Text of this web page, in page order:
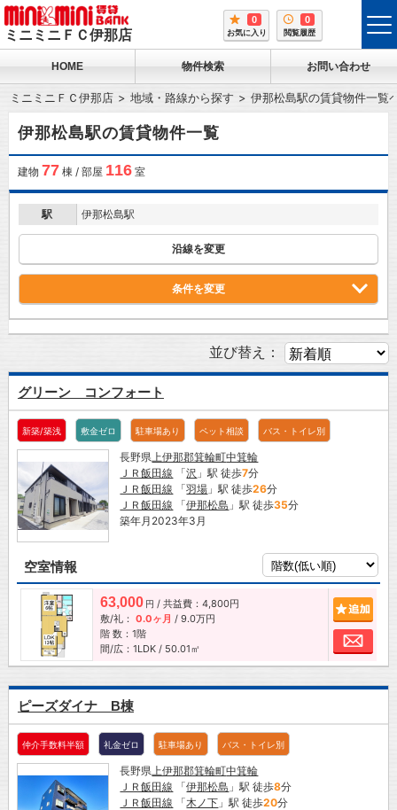
ミニミニＦＣ伊那店
0
お気に入り
0
閲覧履歴
HOME 物件検索 お問い合わせ
ミニミニＦＣ伊那店 地域・路線から探す 伊那松島駅の賃貸物件一覧
伊那松島駅の賃貸物件一覧
建物 77 棟 / 部屋 116室
駅 伊那松島駅
沿線を変更
条件を変更
並び替え：
グリーン コンフォート
新築/築浅 敷金ゼロ 駐車場あり ペット相談 バス・トイレ別
長野県上伊那郡箕輪町中箕輪
ＪＲ飯田線 「沢 」駅 徒歩7分
ＪＲ飯田線 「羽場 」駅 徒歩26分
ＪＲ飯田線 「伊那松島 」駅 徒歩35分
築年月2023年3月
空室情報
63,000 円 / 共益費：4,800円
敷/礼： 0.0ヶ月 / 9.0万円
階 数：1階
間/広：1LDK / 50.01㎡
お
ピーズダイナ B棟
仲介手数料半額 礼金ゼロ 駐車場あり バス・トイレ別
長野県 上伊那郡箕輪町中箕輪
ＪＲ飯田線 「伊那松島 」駅 徒歩8分
ＪＲ飯田線 「木ノ下 」駅 徒歩20分